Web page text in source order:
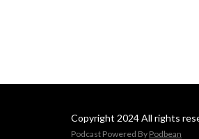
Copyright 2024 All rights
Podcast Powered By Podbean